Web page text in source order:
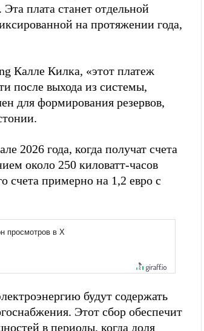
плата станет отдельной
на протяжении года,
Калле Килка, «этот платеж
после выхода из системы,
для формирования резервов,
2026 года, когда получат счета
около 250 киловатт-часов
счета примерно на 1,2 евро с
будут содержать
Этот сбор обеспечит
в периоды, когда доля